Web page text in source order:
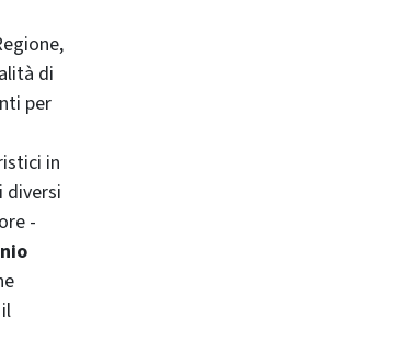
di
per
in
diversi
-